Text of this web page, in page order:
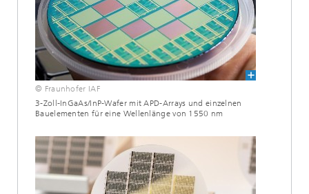
© Fraunhofer IAF
3-Zoll-InGaAs/InP-Wafer mit APD-Arrays und einzelnen
Bauelementen für eine Wellenlänge von 1550 nm